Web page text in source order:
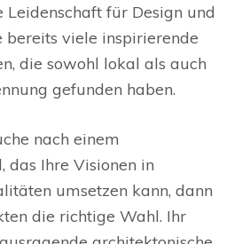
Leidenschaft für Design und
bereits viele inspirierende
die sowohl lokal als auch
gefunden haben.
nach einem
das Ihre Visionen in
umsetzen kann, dann
die richtige Wahl. Ihr